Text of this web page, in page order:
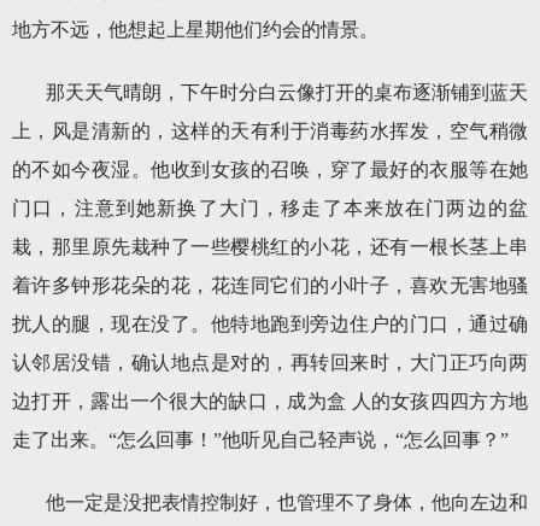
地方不远，他想起上星期他们约会的情景。
那天天气晴朗，下午时分白云像打开的桌布逐渐铺到蓝天
上，风是清新的，这样的天有利于消毒药水挥发，空气稍微
的不如今夜湿。他收到女孩的召唤，穿了最好的衣服等在她
门口，注意到她新换了大门，移走了本来放在门两边的盆
栽，那里原先栽种了一些樱桃红的小花，还有一根长茎上串
着许多钟形花朵的花，花连同它们的小叶子，喜欢无害地骚
扰人的腿，现在没了。他特地跑到旁边住户的门口，通过确
认邻居没错，确认地点是对的，再转回来时，大门正巧向两
边打开，露出一个很大的缺口，成为盒 人的女孩四四方方地
走了出来。“怎么回事！”他听见自己轻声说，“怎么回事？”
他一定是没把表情控制好，也管理不了身体，他向左边和